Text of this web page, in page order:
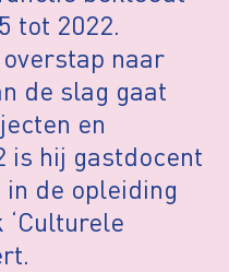
tot 2022.
naar
de slag gaat
en
is hij gastdocent
in de opleiding